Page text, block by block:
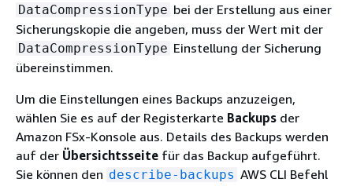
DataCompressionType bei der Erstellung aus einer
Sicherungskopie die angeben, muss der Wert mit der
DataCompressionType Einstellung der Sicherung
übereinstimmen.
Um die Einstellungen eines Backups anzuzeigen,
wählen Sie es auf der Registerkarte Backups der
Amazon FSx-Konsole aus. Details des Backups werden
auf der Übersichtsseite für das Backup aufgeführt.
Sie können den describe-backups AWS CLI Befehl